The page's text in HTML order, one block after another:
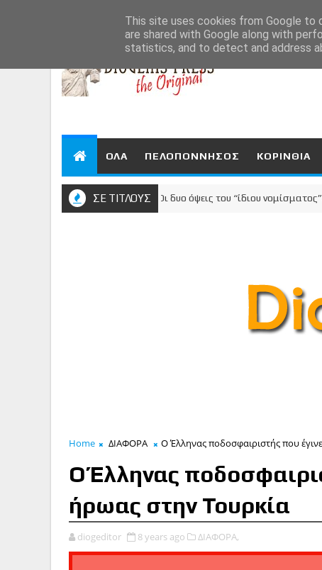
ΟΛΑ ΠΕΛΟΠΟΝΝΗΣΟΣ ΚΟΡΙΝΘΙΑ
ΣΕ ΤΙΤΛΟΥΣ
ΚΟΡΙΝΘΙΑ Οι δυο όψεις του “ίδιου νομίσματος”:
Home ΔΙΑΦΟΡΑ Ο Έλληνας ποδοσφαιριστής που
Ο Έλληνας
ήρωας στην Τουρκία
diogeditor 8 years ago ΔΙΑΦΟΡΑ,
This site uses cookies from Google to
are shared with Google along with
statistics, and to detect and address